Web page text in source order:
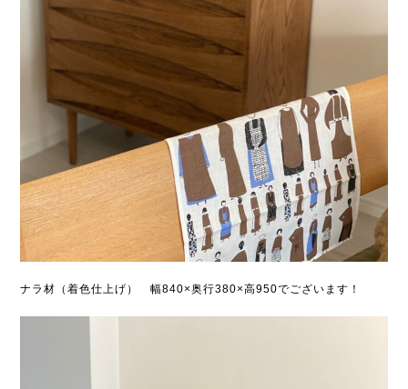
ナラ材（着色仕上げ） 幅840×奥行380×高950でございます！